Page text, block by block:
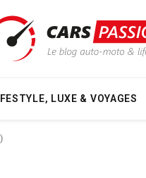
LUXE & VOYAGES